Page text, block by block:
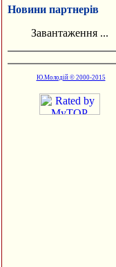
Новини партнерів
Завантаження ...
Ю.Молодій © 2000-2015